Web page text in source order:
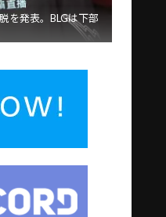
を発表。BLGは下部